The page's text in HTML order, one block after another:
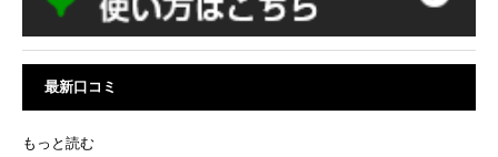
最新口コミ
もっと読む